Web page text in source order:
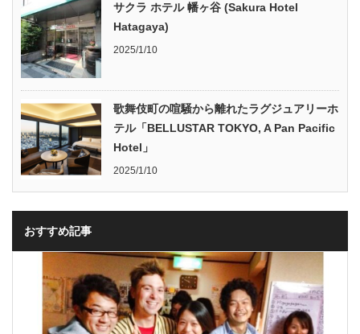
サクラ ホテル 幡ヶ谷 (Sakura Hotel
Hatagaya)
2025/1/10
歌舞伎町の喧騒から離れたラグジュアリーホ
テル「BELLUSTAR TOKYO, A Pan Pacific
Hotel」
2025/1/10
おすすめ記事